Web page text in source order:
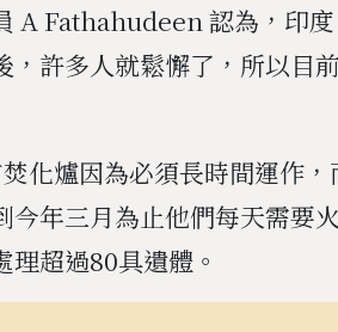
A Fathahudeen 認為，印
許多人就鬆懈了，所以目
化爐因為必須長時間運作，
年三月為止他們每天需要
超過80具遺體。